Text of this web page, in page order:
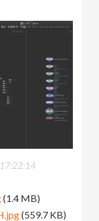
(1.4 MB)
(559.7 KB)